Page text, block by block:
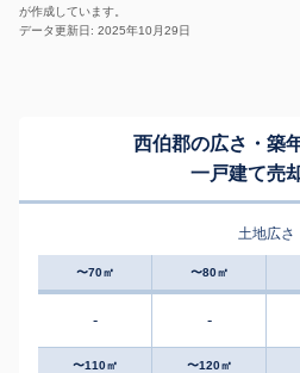
が作成しています。
データ更新日: 2025年10月29日
西伯郡の広さ・築
一戸建て売
土地広さ
〜70㎡ 〜80㎡
- -
〜110㎡ 〜120㎡